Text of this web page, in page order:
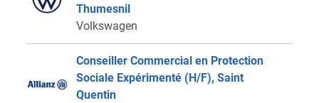
Thumesnil
Volkswagen
Conseiller Commercial en Protection
Sociale Expérimenté (H/F), Saint
Quentin